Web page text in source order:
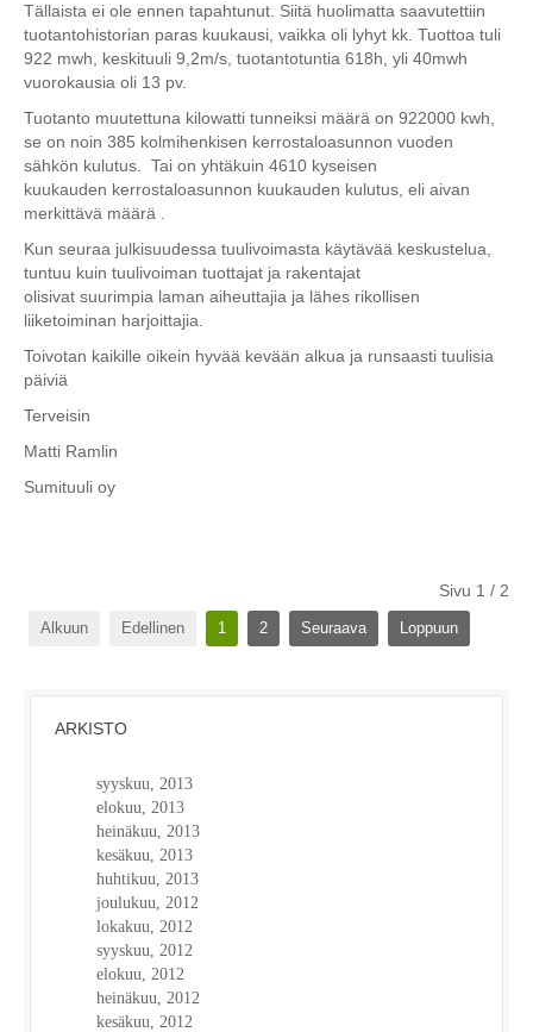
Tällaista ei ole ennen tapahtunut. Siitä huolimatta saavutettiin
tuotantohistorian paras kuukausi, vaikka oli lyhyt kk. Tuottoa tuli
922 mwh, keskituuli 9,2m/s, tuotantotuntia 618h, yli 40mwh
vuorokausia oli 13 pv.
Tuotanto muutettuna kilowatti tunneiksi määrä on 922000 kwh,
se on noin 385 kolmihenkisen kerrostaloasunnon vuoden
sähkön kulutus. Tai on yhtäkuin 4610 kyseisen
kuukauden kerrostaloasunnon kuukauden kulutus, eli aivan
merkittävä määrä .
Kun seuraa julkisuudessa tuulivoimasta käytävää keskustelua,
tuntuu kuin tuulivoiman tuottajat ja rakentajat
olisivat suurimpia laman aiheuttajia ja lähes rikollisen
liiketoiminan harjoittajia.
Toivotan kaikille oikein hyvää kevään alkua ja runsaasti tuulisia
päiviä
Terveisin
Matti Ramlin
Sumituuli oy
Sivu 1 / 2
Alkuun Edellinen 1 2 Seuraava Loppuun
ARKISTO
syyskuu, 2013
elokuu, 2013
heinäkuu, 2013
kesäkuu, 2013
huhtikuu, 2013
joulukuu, 2012
lokakuu, 2012
syyskuu, 2012
elokuu, 2012
heinäkuu, 2012
kesäkuu, 2012